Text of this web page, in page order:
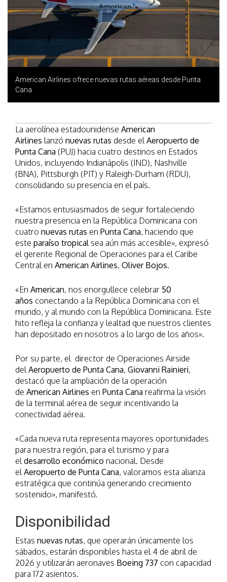
American Airlines ofrece nuevas rutas aéreas desde Punta
Cana
La aerolínea estadounidense American
Airlines lanzó nuevas rutas desde elAeropuerto de
Punta Cana (PUJ) hacia cuatro destinos en Estados
Unidos, incluyendo Indianápolis (IND), Nashville
(BNA), Pittsburgh (PIT) y Raleigh-Durham (RDU),
consolidando su presencia en el país.
«Estamos entusiasmados de seguir fortaleciendo
nuestra presencia en la República Dominicana con
cuatro nuevas rutas en Punta Cana, haciendo que
este paraíso tropicalsea aún más accesible», expresó
el gerente Regional de Operaciones para el Caribe
Central en American Airlines, Oliver Bojos.
«En American, nos enorgullece celebrar 50
años conectando a la República Dominicana con el
mundo, y al mundo con la República Dominicana. Este
hito refleja la confianza y lealtad que nuestros clientes
han depositado en nosotros a lo largo de los años».
Por su parte, el director de Operaciones Airside
delAeropuerto de Punta Cana, Giovanni Rainieri,
destacó que la ampliación de la operación
de American Airlines en Punta Cana reafirma la visión
de la terminal aérea de seguir incentivando la
conectividad aérea.
«Cada nueva ruta representa mayores oportunidades
para nuestra región, para el turismo y para
eldesarrollo económico nacional. Desde
elAeropuerto de Punta Cana, valoramos esta alianza
estratégica que continúa generando crecimiento
sostenido», manifestó.
Disponibilidad
Estas nuevas rutas, que operarán únicamente los
sábados, estarán disponibles hasta el 4 de abril de
2026 y utilizarán aeronaves Boeing 737 con capacidad
para 172 asientos.